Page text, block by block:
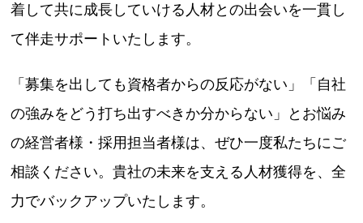
着して共に成長していける人材との出会いを一貫し
て伴走サポートいたします。
「募集を出しても資格者からの反応がない」「自社
の強みをどう打ち出すべきか分からない」とお悩み
の経営者様・採用担当者様は、ぜひ一度私たちにご
相談ください。貴社の未来を支える人材獲得を、全
力でバックアップいたします。